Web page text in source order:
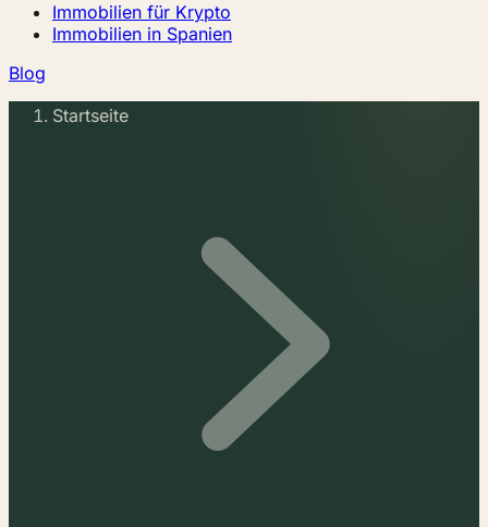
Immobilien für Krypto
Immobilien in Spanien
Blog
Startseite